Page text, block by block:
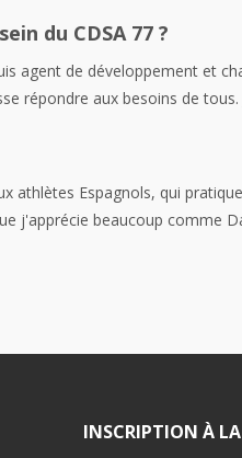
du CDSA 77 ?
agent de développement et
répondre aux besoins de
athlètes Espagnols, qui
j'apprécie beaucoup comme
INSCRIPTION À